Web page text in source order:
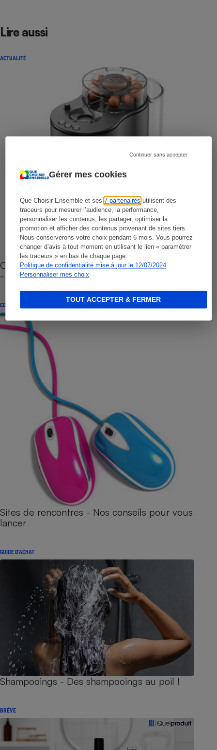
Gérer mes cookies
Que Choisir Ensemble et ses7 partenaires utilisent des
traceurs pour mesurer l’audience, la performance,
personnaliser les contenus, les partager, optimiser la
promotion et afficher des contenus provenant de sites tiers.
Nous conserverons votre choix pendant 6 mois. Vous pourrez
changer d’avis à tout moment en utilisant le lien « paramétrer
les traceurs » en bas de chaque page.
Politique de confidentialité mise à jour le 12/07/2024
Personnaliser mes choix
Continuer sans accepter
TOUT ACCEPTER & FERMER
Lire aussi
ACTUALITÉ
Cafetière à capsules zéro déchet CoffeeB (vidéo)
- Premières impressions
CONSEILS
Sites de rencontres - Nos conseils pour vous
lancer
GUIDE D'ACHAT
Shampooings - Des shampooings au poil !
BRÈVE